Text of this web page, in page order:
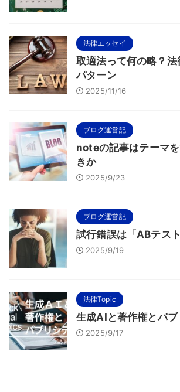
法律エッセイ
取適法って何の略？
パターン
2025/11/16
ブログ運営記
noteの記事はテーマ
きか
2025/9/23
ブログ運営記
試行錯誤は「ABテス
2025/9/19
法律Topic
生成AIと著作権とパ
2025/9/17